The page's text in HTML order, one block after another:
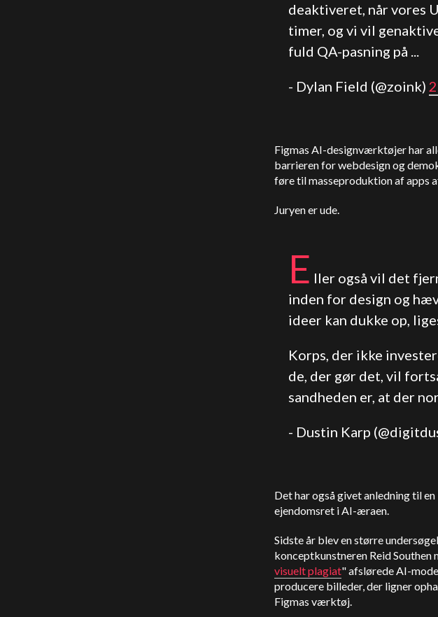
deaktiveret, når vores
timer, og vi vil
fuld QA-pasning på ...
- Dylan Field (@zoink)
Figmas AI-designværktøjer har
barrieren for webdesign og
føre til masseproduktion af apps
Juryen er ude.
E ller også vil det
inden for design og
ideer kan dukke op,
Korps, der ikke
de, der gør det, vil
sandheden er, at der
- Dustin Karp
Det har også givet anledning til
ejendomsret i AI-æraen.
Sidste år blev en større
konceptkunstneren Reid Southen
visuelt plagiat" afslørede AI-
producere billeder, der ligner
Figmas værktøj.